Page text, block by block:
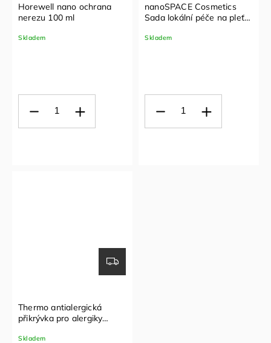
Horewell nano ochrana
nerezu 100 ml
Skladem
nanoSPACE Cosmetics
Sada lokální péče na pleť
Skladem
Thermo antialergická
přikrývka pro alergiky
Skladem